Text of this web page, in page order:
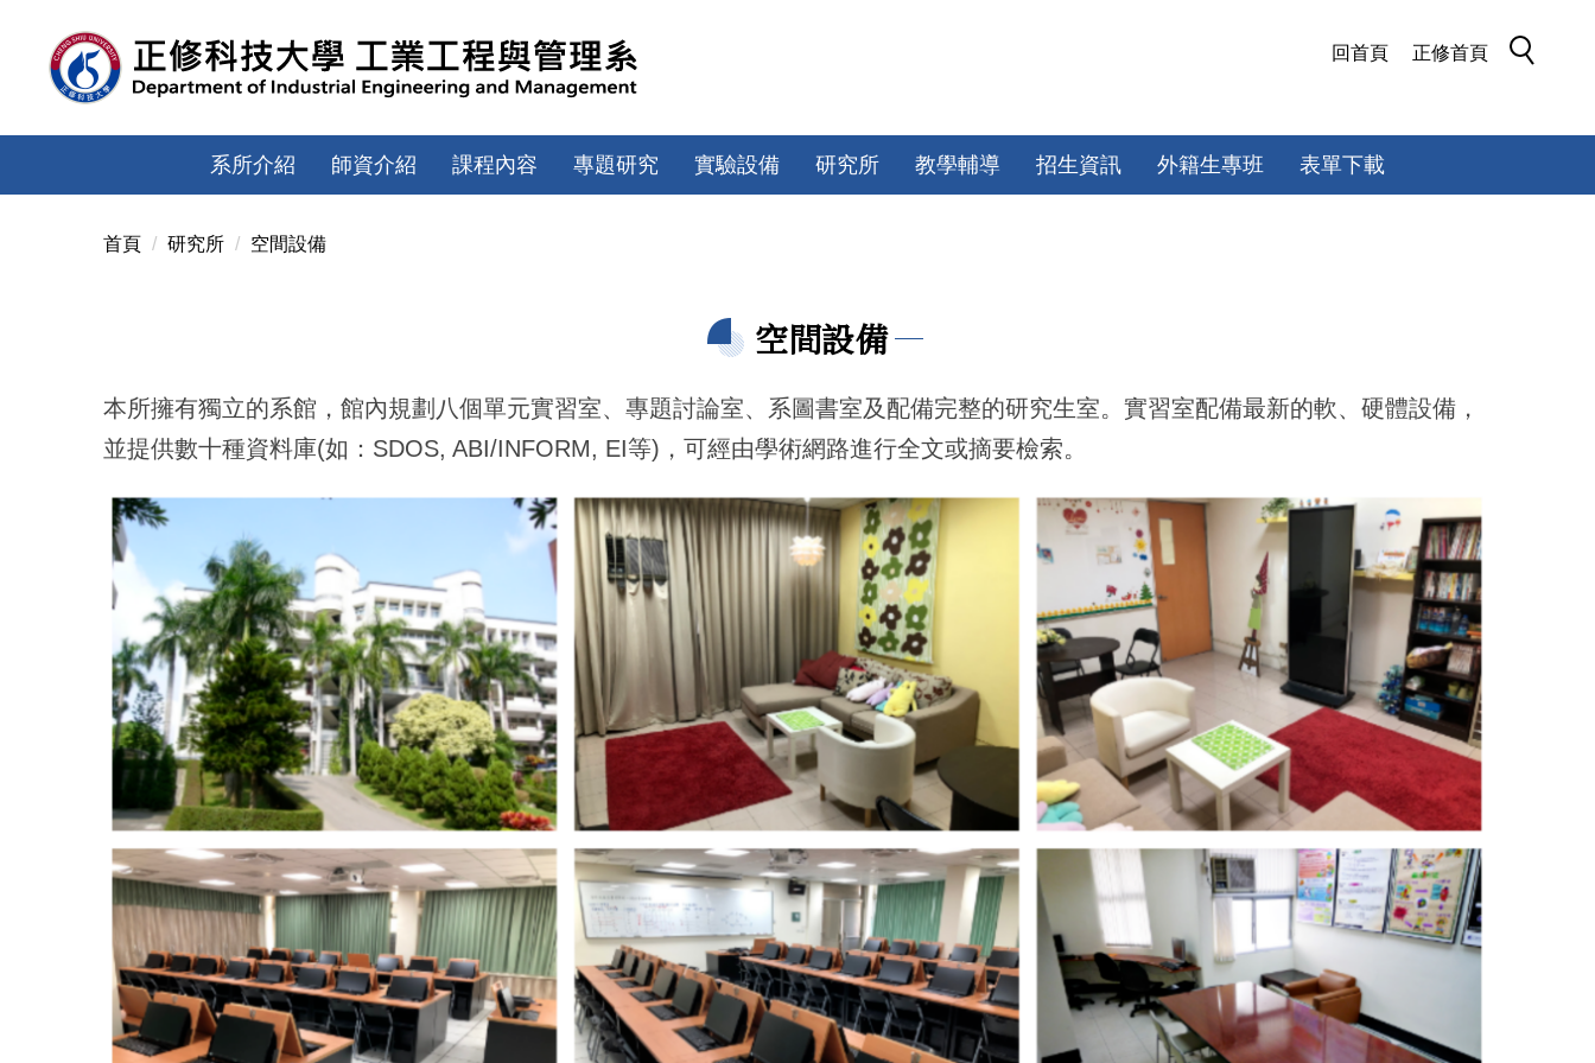
內
回首頁 正修首頁
系所介紹 師資介紹 課程內容 專題研究 實驗設備 研究所 教學輔導 招生資訊 外籍生專班 表單下載
首頁 研究所 空間設備
空間設備
本所擁有獨立的系館，館內規劃八個單元實習室、專題討論室、系圖書室及配備完整的研究生室。實習室配備最新的軟、硬體設備，
並提供數十種資料庫(如：SDOS, ABI/INFORM, EI等)，可經由學術網路進行全文或摘要檢索。